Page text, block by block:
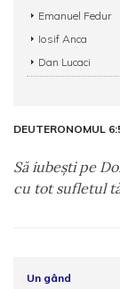
Emanuel Fedur
Iosif Anca
Dan Lucaci
DEUTERONOMUL
Să iubeşti pe
cu tot sufletul
Un gând